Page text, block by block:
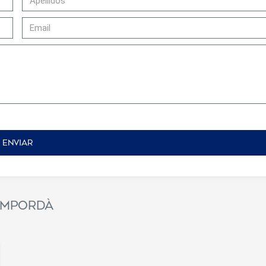
ENVIAR
web utiliza Cookies propias para recopilar información con la finalidad